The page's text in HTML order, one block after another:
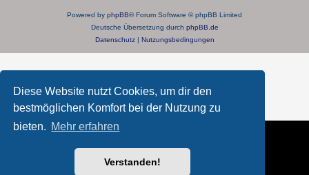
Diese Website nutzt Cookies, um dir den
bestmöglichen Komfort bei der Nutzung zu
bieten. Mehr erfahren
Verstanden!
Powered by phpBB® Forum Software © phpBB Limited
Deutsche Übersetzung durch phpBB.de
Datenschutz| Nutzungsbedingungen